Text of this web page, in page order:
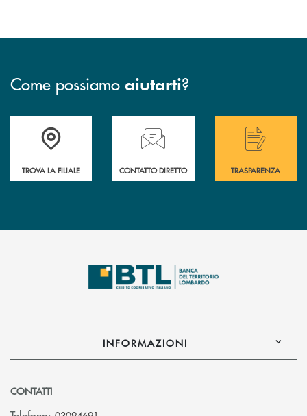
Come possiamo aiutarti?
Accedi all' elenco completo delle filiali .
TROVA LA FILIALE
Hai bisogno di assistenza immediata?
CONTATTO DIRETTO
Hai bisogno di
TRASPARENZA
INFORMAZIONI
CONTATTI